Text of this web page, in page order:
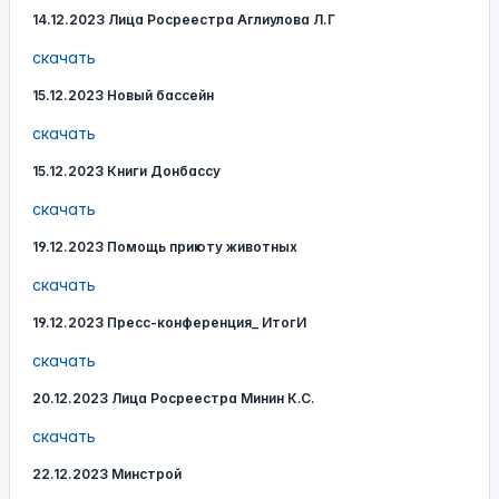
14.12.2023 Лица Росреестра Аглиулова Л.Г
скачать
15.12.2023 Новый бассейн
скачать
15.12.2023 Книги Донбассу
скачать
19.12.2023 Помощь приюту животных
скачать
19.12.2023 Пресс-конференция_ ИтогИ
скачать
20.12.2023 Лица Росреестра Минин К.С.
скачать
22.12.2023 Минстрой